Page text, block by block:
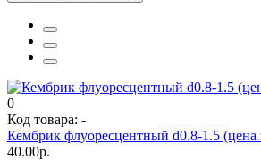
0
Код товара: -
Кембрик флуоресцентный d0.8-1.5 (цена
40.00р.